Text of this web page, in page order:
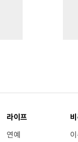
라이프
연예